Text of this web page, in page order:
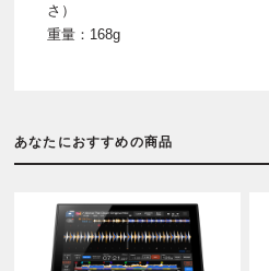
さ）
重量：168g
あなたにおすすめの商品